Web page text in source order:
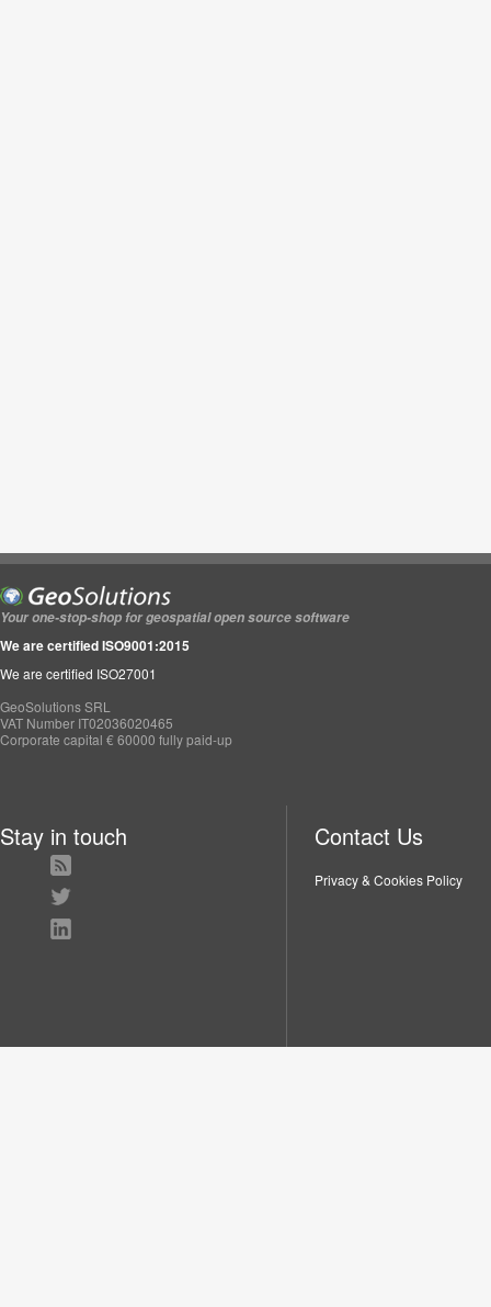
Your one-stop-shop for geospatial open source software
We are certified ISO9001:2015
We are certified ISO27001
GeoSolutions SRL
VAT Number IT02036020465
Corporate capital € 60000 fully paid-up
Stay in touch Contact Us
Privacy & Cookies Policy